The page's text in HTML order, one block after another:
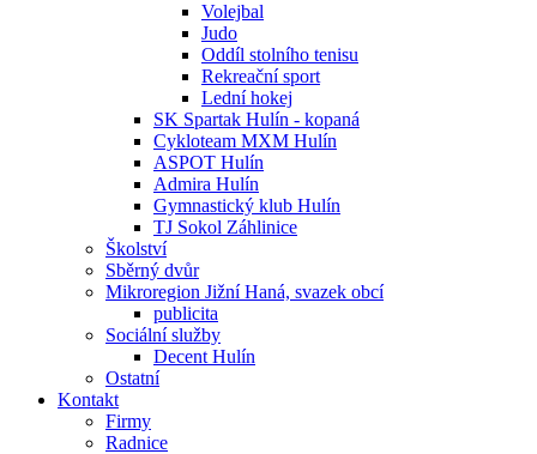
Volejbal
Judo
Oddíl stolního tenisu
Rekreační sport
Lední hokej
SK Spartak Hulín - kopaná
Cykloteam MXM Hulín
ASPOT Hulín
Admira Hulín
Gymnastický klub Hulín
TJ Sokol Záhlinice
Školství
Sběrný dvůr
Mikroregion Jižní Haná, svazek obcí
publicita
Sociální služby
Decent Hulín
Ostatní
Kontakt
Firmy
Radnice